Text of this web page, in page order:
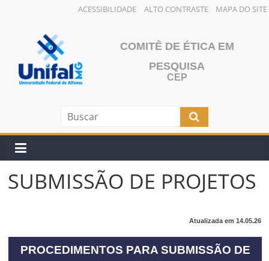
ACESSIBILIDADE ALTO CONTRASTE MAPA DO SITE
conteúdo
COMITÊ DE ÉTICA EM
PESQUISA
CEP
SUBMISSÃO DE PROJETOS
Atualizada em 14.05.26
PROCEDIMENTOS PARA SUBMISSÃO DE